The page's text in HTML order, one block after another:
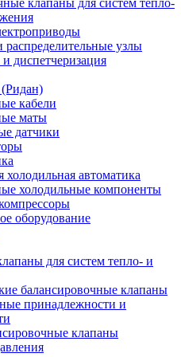
клапаны для систем тепло-
распределительные узлы
диспетчеризация
кабели
маты
датчики
холодильная автоматика
холодильные компоненты
оборудование
для систем тепло- и
балансировочные клапаны
принадлежности и
клапаны